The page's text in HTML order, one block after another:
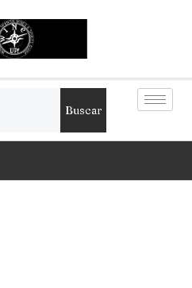
Buscar